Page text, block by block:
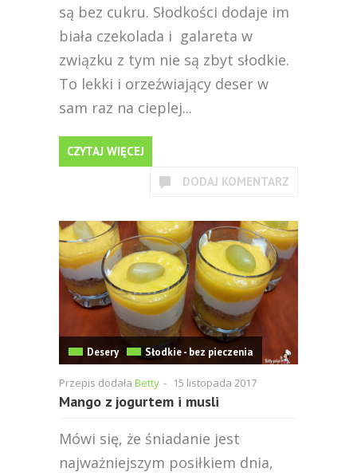
są bez cukru. Słodkości dodaje im
biała czekolada i galareta w
związku z tym nie są zbyt słodkie.
To lekki i orzeźwiający deser w
sam raz na cieplej...
CZYTAJ WIĘCEJ
DODAJ KOMENTARZ
Desery Słodkie - bez pieczenia
Przepis dodała Betty - 15 listopada 2017
Mango z jogurtem i musli
Mówi się, że śniadanie jest
najważniejszym posiłkiem dnia,